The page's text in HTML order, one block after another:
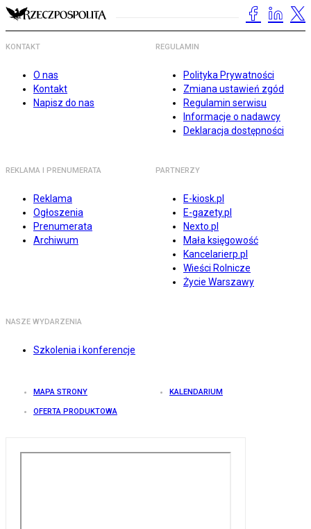
KONTAKT
O nas
Kontakt
Napisz do nas
REGULAMIN
Polityka Prywatności
Zmiana ustawień zgód
Regulamin serwisu
Informacje o nadawcy
Deklaracja dostępności
REKLAMA I PRENUMERATA
Reklama
Ogłoszenia
Prenumerata
Archiwum
PARTNERZY
E-kiosk.pl
E-gazety.pl
Nexto.pl
Mała księgowość
Kancelarierp.pl
Wieści Rolnicze
Życie Warszawy
NASZE WYDARZENIA
Szkolenia i konferencje
MAPA STRONY KALENDARIUM
OFERTA PRODUKTOWA